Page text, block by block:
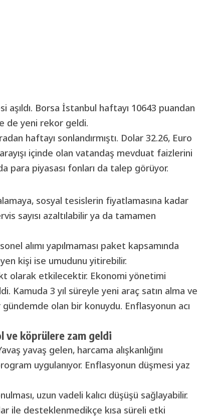
Borsa İstanbul haftayı 10643 puandan
de yeni rekor geldi.
haftayı sonlandırmıştı. Dolar 32.26, Euro
içinde olan vatandaş mevduat faizlerini
para piyasası fonları da talep görüyor.
sosyal tesislerin fiyatlamasına kadar
sayısı azaltılabilir ya da tamamen
alımı yapılmaması paket kapsamında
kişi ise umudunu yitirebilir.
olarak etkilecektir. Ekonomi yönetimi
Kamuda 3 yıl süreyle yeni araç satın alma ve
olan bir konuydu. Enflasyonun acı
ve köprülere zam geldi
yavaş gelen, harcama alışkanlığını
uygulanıyor. Enflasyonun düşmesi yaz
uzun vadeli kalıcı düşüşü sağlayabilir.
ile desteklenmedikçe kısa süreli etki